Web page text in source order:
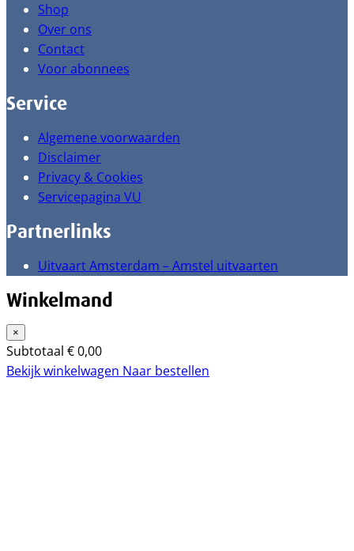
Shop
Over ons
Contact
Voor abonnees
Service
Algemene voorwaarden
Disclaimer
Privacy & Cookies
Servicepagina VU
Partnerlinks
Uitvaart Amsterdam – Amstel uitvaarten
Winkelmand
×
Subtotaal €0,00
Bekijk winkelwagen Naar bestellen